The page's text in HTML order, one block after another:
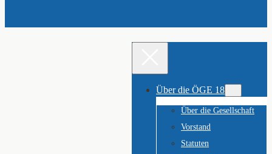
Über die ÖGE 18
Über die Gesellschaft
Vorstand
Statuten